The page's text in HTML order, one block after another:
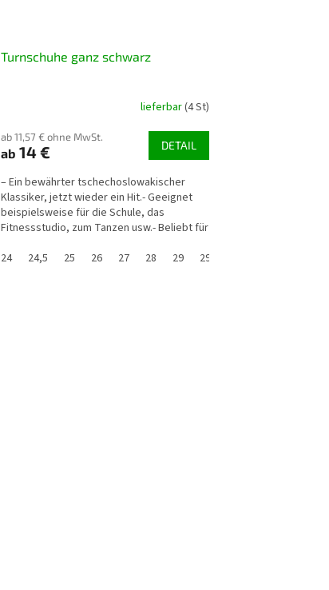
Turnschuhe ganz schwarz
lieferbar(4 St)
ab 11,57 € ohne MwSt.
ab 14 € DETAIL
– Ein bewährter tschechoslowakischer
Klassiker, jetzt wieder ein Hit.- Geeignet
beispielsweise für die Schule, das
Fitnessstudio, zum Tanzen usw.- Beliebt für
24
24,5 25 26 27 28 29 29,5